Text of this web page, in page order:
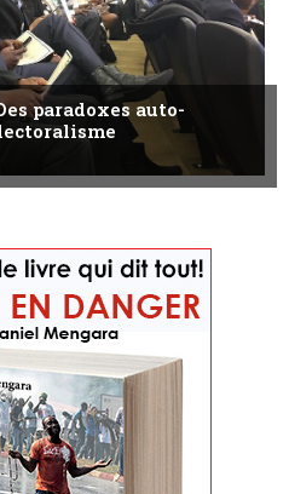
paradoxes auto-